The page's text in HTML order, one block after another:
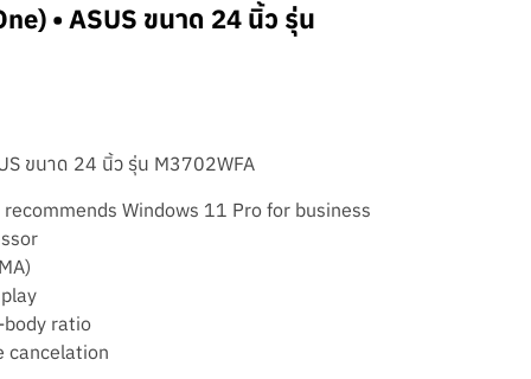
• ASUS ขนาด 24 นิ้ว รุ่น
ขนาด 24 นิ้ว รุ่น M3702WFA
recommends Windows 11 Pro for business
body ratio
cancelation